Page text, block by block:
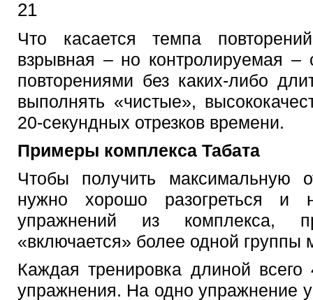
Что касается темпа
взрывная – но контролируемая –
повторениями без каких-либо
выполнять «чистые»,
20-секундных отрезков времени.
Примеры комплекса Табата
Чтобы получить максимальную
нужно хорошо разогреться и
упражнений из комплекса,
«включается» более одной
Каждая тренировка длиной
упражнения. На одно упражнение